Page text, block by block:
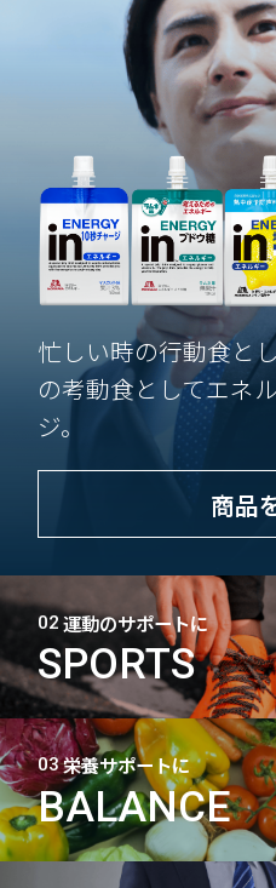
忙しい時の行動食と
の考動食としてエネ
ジ。
商品
02
SPORTS
運動のサポートに
03
BALANCE
栄養サポートに